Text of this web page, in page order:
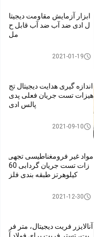
ابزار آزمایش مقاومت دیجیتا
ل ادی ضد آب ضد آب قابل ح
مل
تجهیزات تست جرثقیل2021-01-19
اندازه گیری هدایت دیجیتال تج
هیزات تست جریان فعلی پدی
پالس ادی
تجهیزات تست جرثقیل2021-09-10
مواد غیر فرومغناطیسی تجهی
زات تست جریان گردابی 60
کیلوهرتز طبقه بندی فلز
تجهیزات تست جرثقیل2021-12-30
آنالایزر فریت دیجیتال، متر فر